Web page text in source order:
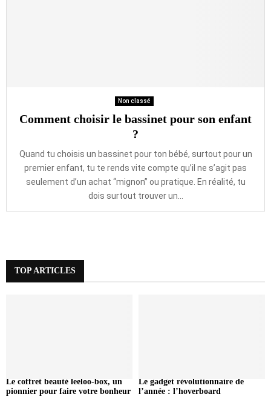
Non classé
Comment choisir le bassinet pour son enfant
?
Quand tu choisis un bassinet pour ton bébé, surtout pour un
premier enfant, tu te rends vite compte qu’il ne s’agit pas
seulement d’un achat “mignon” ou pratique. En réalité, tu
dois surtout trouver un...
TOP ARTICLES
Le coffret beauté leeloo-box, un
pionnier pour faire votre bonheur
Le gadget révolutionnaire de
l’année : l’hoverboard